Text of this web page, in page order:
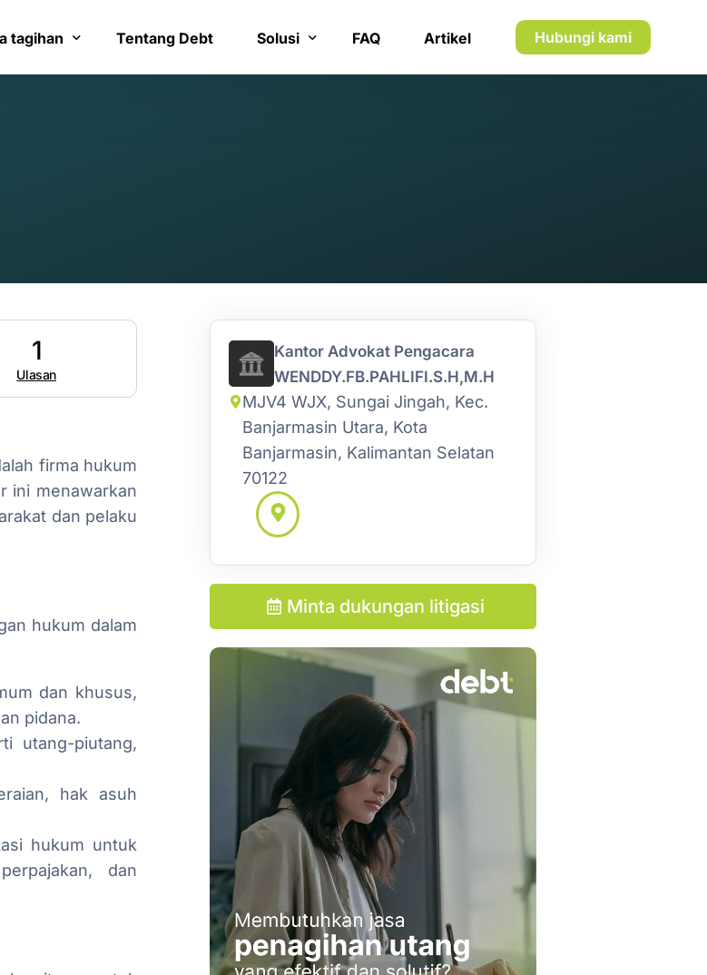
tagihan Tentang Debt Solusi FAQ Artikel Hubungi kami
1
Ulasan
firma hukum
ini menawarkan
dan pelaku
hukum dalam
dan khusus,
pidana.
utang-piutang,
hak asuh
hukum untuk
dan
Kantor Advokat Pengacara
WENDDY.FB.PAHLIFI.S.H,M.H
MJV4 WJX, Sungai Jingah, Kec.
Banjarmasin Utara, Kota
Banjarmasin, Kalimantan Selatan
70122
Minta dukungan litigasi